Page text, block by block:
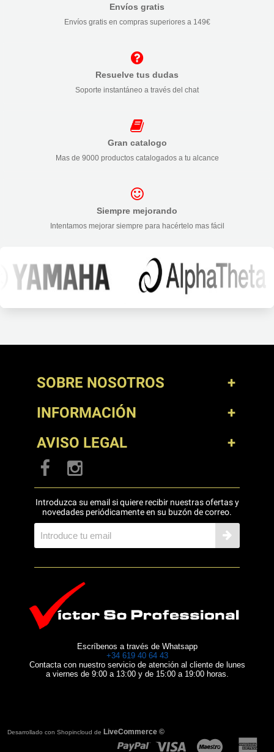
Envíos gratis
Envíos gratis en compras superiores a 149€
Resuelve tus dudas
Soporte instantáneo a través del chat
Gran catalogo
Mas de 9000 productos catalogados a tu alcance
Siempre mejorando
Intentamos mejorar siempre para hacértelo mas fácil
SOBRE NOSOTROS
INFORMACIÓN
AVISO LEGAL
Introduzca su email si quiere recibir nuestras ofertas y
novedades periódicamente en su buzón de correo.
Escríbenos a través de Whatsapp
+34 619 40 64 43
Contacta con nuestro servicio de atención al cliente de lunes
a viernes de 9:00 a 13:00 y de 15:00 a 19:00 horas.
Desarrollado con Shopincloud de LiveCommerce ©